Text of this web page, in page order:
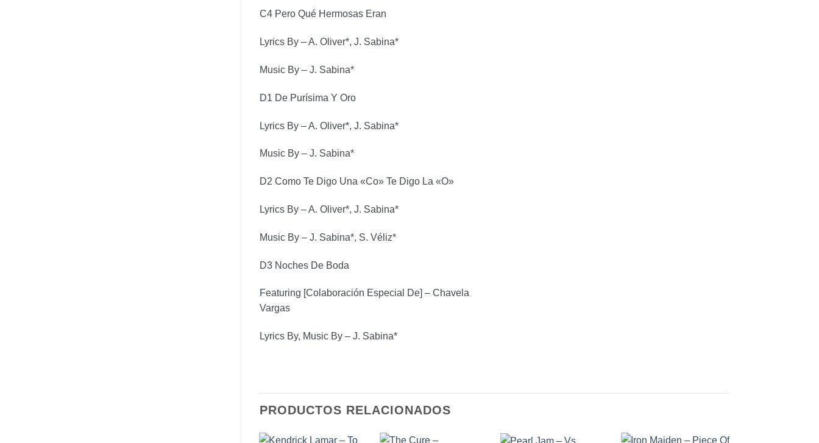
C4 Pero Qué Hermosas Eran
Lyrics By – A. Oliver*, J. Sabina*
Music By – J. Sabina*
D1 De Purísima Y Oro
Lyrics By – A. Oliver*, J. Sabina*
Music By – J. Sabina*
D2 Como Te Digo Una «Co» Te Digo La «O»
Lyrics By – A. Oliver*, J. Sabina*
Music By – J. Sabina*, S. Véliz*
D3 Noches De Boda
Featuring [Colaboración Especial De] – Chavela
Vargas
Lyrics By, Music By – J. Sabina*
PRODUCTOS RELACIONADOS